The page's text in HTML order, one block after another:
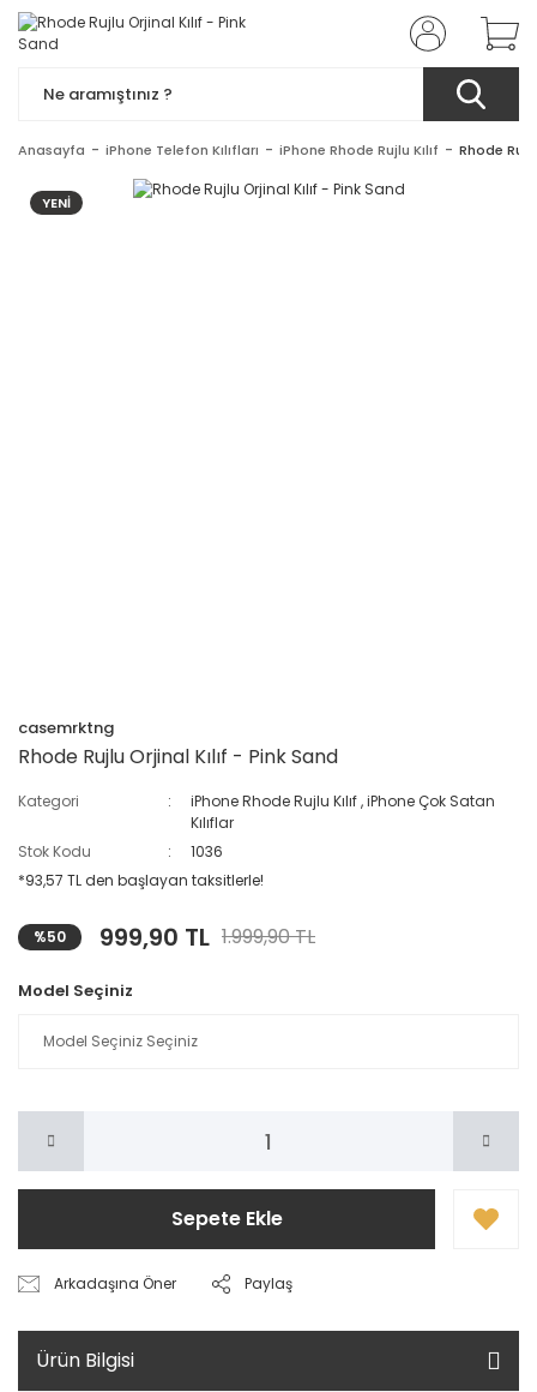
Anasayfa iPhone Telefon Kılıfları iPhone Rhode Rujlu Kılıf Rhode
YENİ
casemrktng
Rhode Rujlu Orjinal Kılıf - Pink Sand
Kategori iPhone Rhode Rujlu Kılıf,iPhone Çok Satan
Kılıflar
Stok Kodu
1036
*93,57 TL den başlayan taksitlerle!
%50 999,90 TL 1.999,90 TL
Model Seçiniz
Sepete Ekle
Arkadaşına Öner Paylaş
Ürün Bilgisi